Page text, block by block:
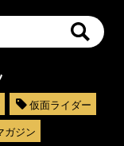
仮面ライダー
ガジン